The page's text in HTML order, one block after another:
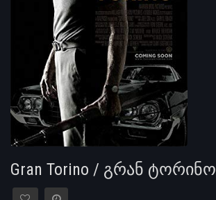
Gran Torino / გრან ტორინო